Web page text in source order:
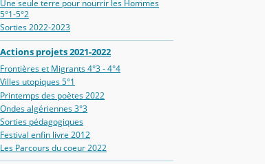
Une seule terre pour nourrir les Hommes
5°1-5°2
Sorties 2022-2023
Actions projets 2021-2022
Frontières et Migrants 4°3 - 4°4
Villes utopiques 5°1
Printemps des poètes 2022
Ondes algériennes 3°3
Sorties pédagogiques
Festival enfin livre 2012
Les Parcours du coeur 2022